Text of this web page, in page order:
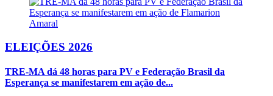
ELEIÇÕES 2026
TRE-MA dá 48 horas para PV e Federação Brasil da
Esperança se manifestarem em ação de...